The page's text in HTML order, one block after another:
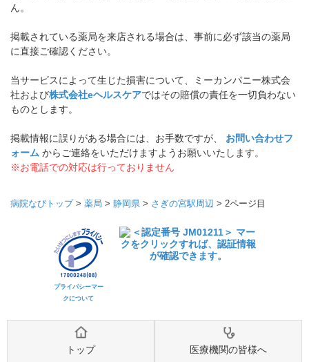
ん。
掲載されている薬局を来店される場合は、事前に必ず該当の薬局
に直接ご確認ください。
当サービスによって生じた損害について、ミーカンパニー株式会
社および株式会社eヘルスケアではその賠償の責任を一切負わない
ものとします。
掲載情報に誤りがある場合には、お手数ですが、 お問い合わせフ
ォーム からご連絡をいただけますようお願いいたします。
※お電話での対応は行っておりません
病院なびトップ> 薬局 > 静岡県 > さぎの宮駅周辺 > 2ページ目
プライバシーマー
クについて
トップ 医療機関の皆様へ